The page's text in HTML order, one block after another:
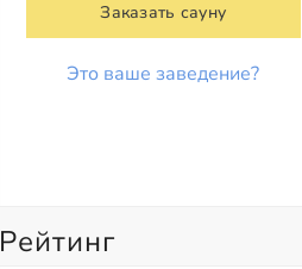
Заказать сауну
Это ваше заведение?
Рейтинг